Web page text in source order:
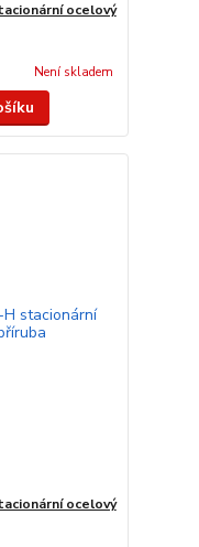
ocelový
Není skladem
ocelový